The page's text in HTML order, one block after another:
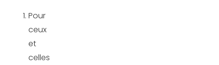
Pour
ceux
et
celles